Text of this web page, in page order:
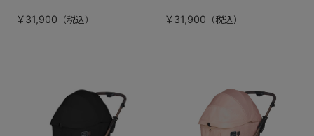
￥31,900
￥31,900